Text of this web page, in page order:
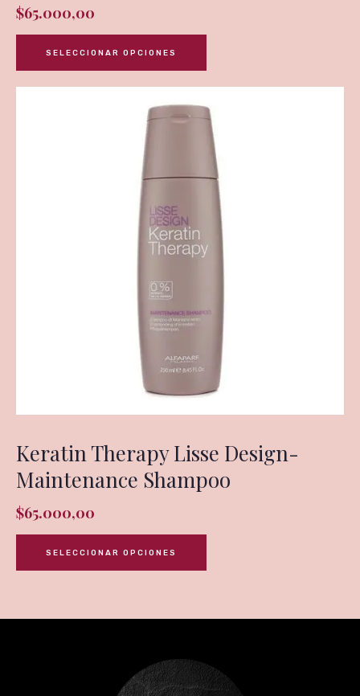
$65.000,00
SELECCIONAR OPCIONES
Keratin Therapy Lisse Design-
Maintenance Shampoo
$65.000,00
SELECCIONAR OPCIONES